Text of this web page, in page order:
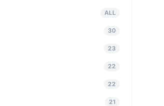
ALL
30
23
22
22
21